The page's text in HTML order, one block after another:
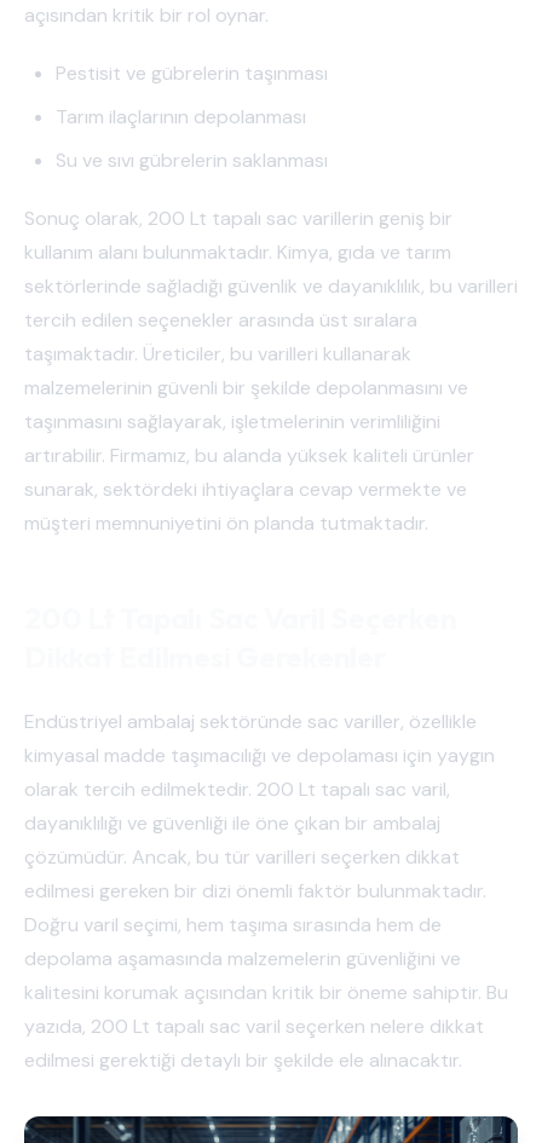
açısından kritik bir rol oynar.
Pestisit ve gübrelerin taşınması
Tarım ilaçlarının depolanması
Su ve sıvı gübrelerin saklanması
Sonuç olarak, 200 Lt tapalı sac varillerin geniş bir
kullanım alanı bulunmaktadır. Kimya, gıda ve tarım
sektörlerinde sağladığı güvenlik ve dayanıklılık, bu varilleri
tercih edilen seçenekler arasında üst sıralara
taşımaktadır. Üreticiler, bu varilleri kullanarak
malzemelerinin güvenli bir şekilde depolanmasını ve
taşınmasını sağlayarak, işletmelerinin verimliliğini
artırabilir. Firmamız, bu alanda yüksek kaliteli ürünler
sunarak, sektördeki ihtiyaçlara cevap vermekte ve
müşteri memnuniyetini ön planda tutmaktadır.
Endüstriyel ambalaj sektöründe sac variller, özellikle
kimyasal madde taşımacılığı ve depolaması için yaygın
olarak tercih edilmektedir. 200 Lt tapalı sac varil,
dayanıklılığı ve güvenliği ile öne çıkan bir ambalaj
çözümüdür. Ancak, bu tür varilleri seçerken dikkat
edilmesi gereken bir dizi önemli faktör bulunmaktadır.
Doğru varil seçimi, hem taşıma sırasında hem de
depolama aşamasında malzemelerin güvenliğini ve
kalitesini korumak açısından kritik bir öneme sahiptir. Bu
yazıda, 200 Lt tapalı sac varil seçerken nelere dikkat
edilmesi gerektiği detaylı bir şekilde ele alınacaktır.